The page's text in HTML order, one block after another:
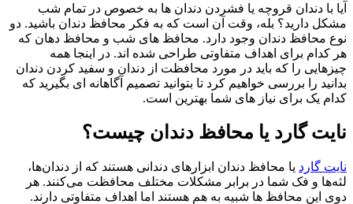
آیا با دندان قروچه یا فشردن دندان ها به خصوص در تمام شب
مشکل دارید؟ بله، وقت آن است که به فکر محافظ دندان باشید. دو
نوع محافظ دندان وجود دارد. محافظ های شب و محافظ دهان که
هر کدام برای اهداف متفاوتی طراحی شده اند. در اینجا همه
چیزهایی را که باید در مورد محافظت از دندان و سفید کردن دندان
بدانید را بررسی خواهیم کرد تا بتوانید تصمیم آگاهانه ای بگیرید که
کدام یک برای نیاز های شما بهترین است.
نایت گارد یا محافظ دندان چیست؟
نایت گارد یا محافظ دندان ابزارهای دندانی هستند که از دندان‌ها،
لثه‌ها و فک شما در برابر مشکلات مختلف محافظت می‌کنند. هر
دوی این محافظ ها شبیه به هم هستند اما اهداف متفاوتی دارند.